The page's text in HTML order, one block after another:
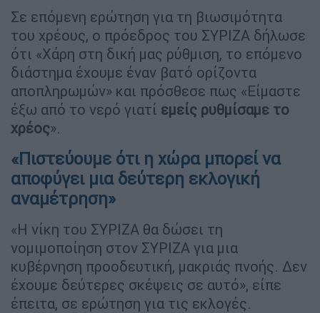
Σε επόμενη ερώτηση για τη βιωσιμότητα
του χρέους, ο πρόεδρος του ΣΥΡΙΖΑ δήλωσε
ότι «Χάρη στη δική μας ρύθμιση, το επόμενο
διάστημα έχουμε έναν βατό ορίζοντα
αποπληρωμών» και πρόσθεσε πως «Είμαστε
έξω από το νερό γιατί εμείς ρυθμίσαμε το
χρέος».
«Πιστεύουμε ότι η χώρα μπορεί να
αποφύγει μια δεύτερη εκλογική
αναμέτρηση»
«Η νίκη του ΣΥΡΙΖΑ θα δώσει τη
νομιμοποίηση στον ΣΥΡΙΖΑ για μια
κυβέρνηση προοδευτική, μακριάς πνοής. Δεν
έχουμε δεύτερες σκέψεις σε αυτό», είπε
έπειτα, σε ερώτηση για τις εκλογές.